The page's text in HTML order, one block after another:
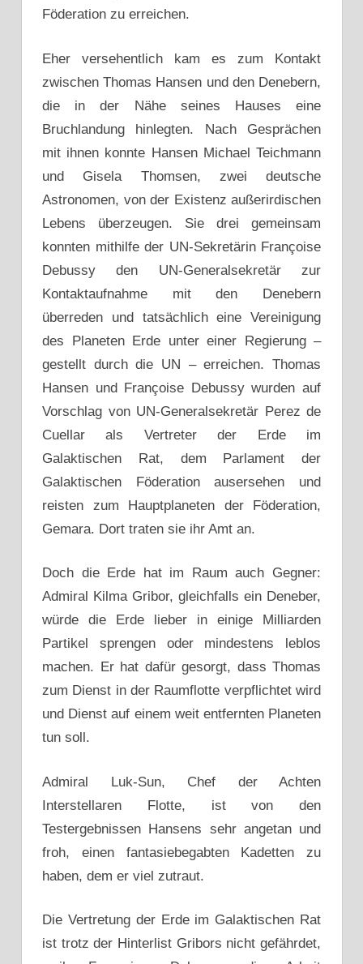
Föderation zu erreichen.
Eher versehentlich kam es zum Kontakt
zwischen Thomas Hansen und den Denebern,
die in der Nähe seines Hauses eine
Bruchlandung hinlegten. Nach Gesprächen
mit ihnen konnte Hansen Michael Teichmann
und Gisela Thomsen, zwei deutsche
Astronomen, von der Existenz außerirdischen
Lebens überzeugen. Sie drei gemeinsam
konnten mithilfe der UN-Sekretärin Françoise
Debussy den UN-Generalsekretär zur
Kontaktaufnahme mit den Denebern
überreden und tatsächlich eine Vereinigung
des Planeten Erde unter einer Regierung –
gestellt durch die UN – erreichen. Thomas
Hansen und Françoise Debussy wurden auf
Vorschlag von UN-Generalsekretär Perez de
Cuellar als Vertreter der Erde im
Galaktischen Rat, dem Parlament der
Galaktischen Föderation ausersehen und
reisten zum Hauptplaneten der Föderation,
Gemara. Dort traten sie ihr Amt an.
Doch die Erde hat im Raum auch Gegner:
Admiral Kilma Gribor, gleichfalls ein Deneber,
würde die Erde lieber in einige Milliarden
Partikel sprengen oder mindestens leblos
machen. Er hat dafür gesorgt, dass Thomas
zum Dienst in der Raumflotte verpflichtet wird
und Dienst auf einem weit entfernten Planeten
tun soll.
Admiral Luk-Sun, Chef der Achten
Interstellaren Flotte, ist von den
Testergebnissen Hansens sehr angetan und
froh, einen fantasiebegabten Kadetten zu
haben, dem er viel zutraut.
Die Vertretung der Erde im Galaktischen Rat
ist trotz der Hinterlist Gribors nicht gefährdet,